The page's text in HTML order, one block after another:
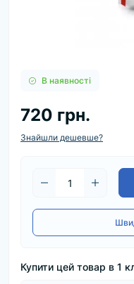
В наявності
720 грн.
Знайшли дешевше?
Купити цей товар в 1